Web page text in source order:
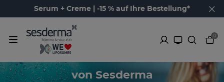
Serum + Creme | -15 % auf Ihre Bestellung*
0
Produkte der OCEANSKIN Linie
von Sesderma